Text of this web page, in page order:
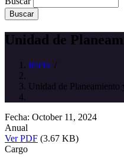
Unidad de
Inicio /
Unidad de
Fecha: October 11, 2024
Anual
Ver PDF (3.67 KB)
Cargo